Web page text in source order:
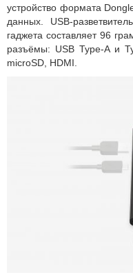
устройство формата
данных. USB-
гаджета составляет 96
разъёмы: USB Type-A и
microSD, HDMI.